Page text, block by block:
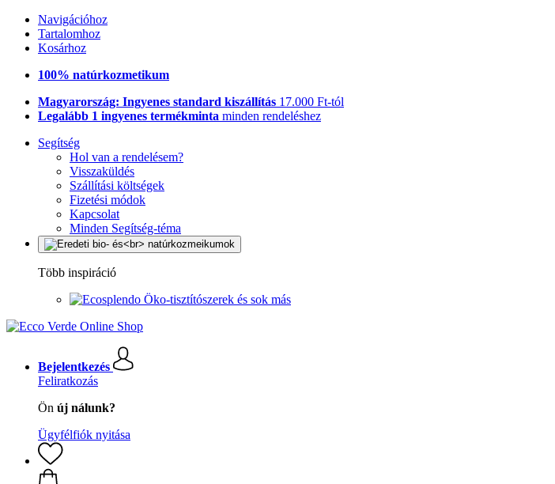
Navigációhoz
Tartalomhoz
Kosárhoz
100% natúrkozmetikum
Magyarország: Ingyenes standard kiszállítás 17.000 Ft-tól
Legalább 1 ingyenes termékminta minden rendeléshez
Segítség
Hol van a rendelésem?
Visszaküldés
Szállítási költségek
Fizetési módok
Kapcsolat
Minden Segítség-téma
Több inspiráció
Öko-tisztítószerek és sok más
Bejelentkezés
Feliratkozás
Ön új nálunk?
Ügyfélfiók nyitása